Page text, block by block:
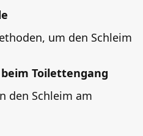
um den Schleim
Toilettengang
den Schleim am